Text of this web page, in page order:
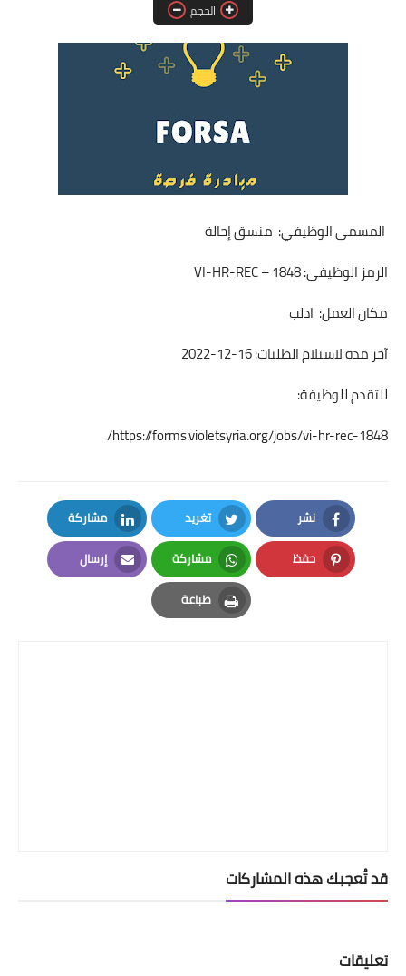
فرص عمل في العراق
فرص عمل في اليمن
دورات تدريبية
الحجم
المسمى الوظيفي: منسق إحالة
الرمز الوظيفي: VI-HR-REC – 1848
مكان العمل: ادلب
آخر مدة لاستلام الطلبات: 16-12-2022
للتقدم للوظيفة:
https://forms.violetsyria.org/jobs/vi-hr-rec-1848/
نشر
Facebook
تغريد
Twitter
مشاركة
LinkedIn
حفظ
Pinterest
مشاركة
Whatsapp
إرسال
Email
طباعة
Print
قد تُعجبك هذه المشاركات
تعليقات